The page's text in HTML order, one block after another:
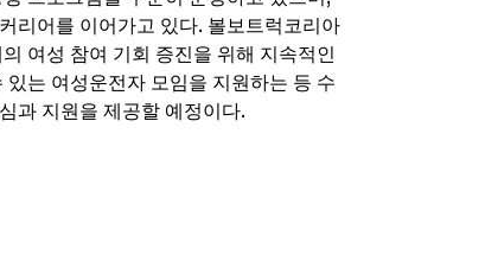
리어를 이어가고 있다. 볼보트럭코리아
여성 참여 기회 증진을 위해 지속적인
는 여성운전자 모임을 지원하는 등 수
과 지원을 제공할 예정이다.